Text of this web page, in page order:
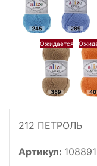
212 ПЕТРОЛЬ
Артикул: 108891